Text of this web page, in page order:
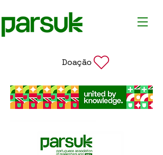
Doação